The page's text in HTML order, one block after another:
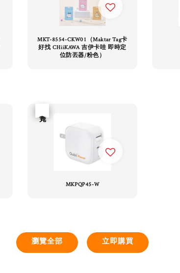
MKT-8554-CKW01（Maktar Tag卡
好找 CHiiKAWA 吉伊卡哇 即時定
位防丟器/粉色）
MKPQP45-W
瀏覽全部 立即購買